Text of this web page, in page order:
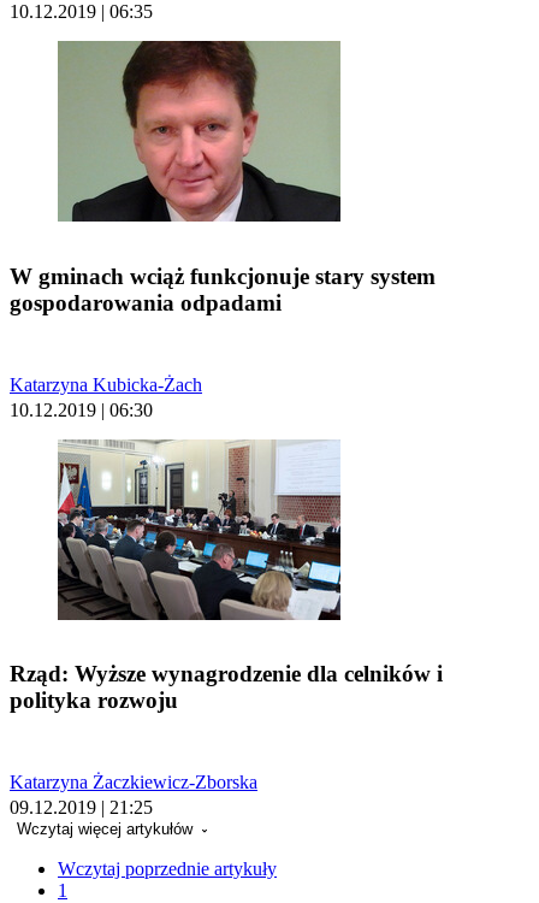
10.12.2019 | 06:35
W gminach wciąż funkcjonuje stary system
gospodarowania odpadami
Katarzyna Kubicka-Żach
10.12.2019 | 06:30
Rząd: Wyższe wynagrodzenie dla celników i
polityka rozwoju
Katarzyna Żaczkiewicz-Zborska
09.12.2019 | 21:25
Wczytaj więcej artykułów
Wczytaj poprzednie artykuły
1